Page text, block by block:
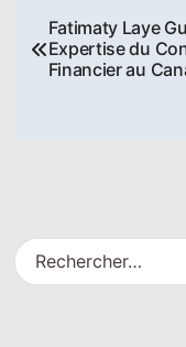
Navigation
de
Fatimaty Laye
Expertise du
Financier au
R
e